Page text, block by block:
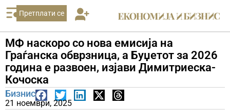
Претплати се
МФ наскоро со нова емисија на
Граѓанска обврзница, а Буџетот за 2026
година е развоен, изјави Димитриеска-
Кочоска
Бизнис
21 ноември, 2025